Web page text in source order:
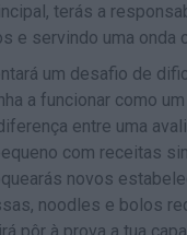
terás a
e servindo uma
um desafio de
a funcionar como
entre uma
com receitas
novos
noodles e bolos